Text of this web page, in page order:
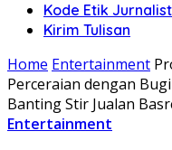
Kode Etik
Kirim Tulisan
Home Entertainment
Perceraian dengan
Banting Stir Jualan
Entertainment